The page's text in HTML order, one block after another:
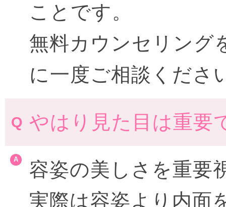
ことです。
無料カウンセリング
に一度ご相談くださ
やはり見た目は重要
容姿の美しさを重要
実際は容姿より内面